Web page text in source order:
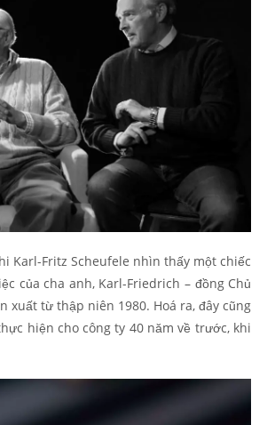
Karl-Fritz Scheufele nhìn thấy một chiếc
của cha anh, Karl-Friedrich – đồng Chủ
xuất từ thập niên 1980. Hoá ra, đây cũng
hiện cho công ty 40 năm về trước, khi